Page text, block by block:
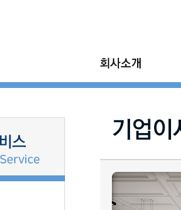
지점모집
제휴업체 모집
기업이사
소형이사